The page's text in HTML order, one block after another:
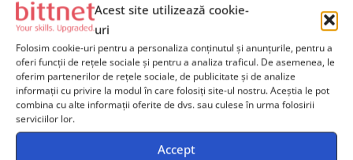
Acest site utilizează cookie-
uri
Folosim cookie-uri pentru a personaliza conținutul și anunțurile, pentru a
oferi funcții de rețele sociale și pentru a analiza traficul. De asemenea, le
oferim partenerilor de rețele sociale, de publicitate și de analize
informații cu privire la modul în care folosiți site-ul nostru. Aceștia le pot
combina cu alte informații oferite de dvs. sau culese în urma folosirii
serviciilor lor.
Accept
Incredibuild si-a construit reputatia pe optimizarea
masiva a proceselor de compilare si pe accelerarea
fluxurilor developerilor. Lansarea Islo este o evolutie
naturala a acestei misiuni, extinzand viziunea companiei
spre o lume in care AI este un colaborator de baza in
dezvoltare. Prin oferirea unei platforme capabile sa
garanteze atat performanta, cat si securitatea,
Incredibuild contribui activ la definirea unui nou